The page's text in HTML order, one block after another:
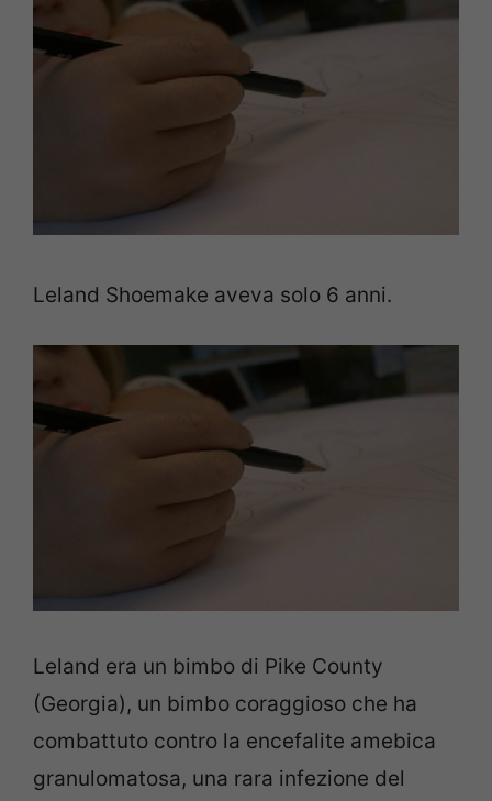
Leland Shoemake aveva solo 6 anni.
Leland era un bimbo di Pike County
(Georgia), un bimbo coraggioso che ha
combattuto contro la encefalite amebica
granulomatosa, una rara infezione del